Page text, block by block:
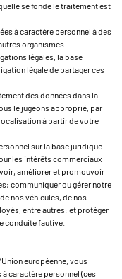
se fonde le traitement est
à caractère personnel à des
organismes
légales, la base
légale de partager ces
des données dans la
le jugeons approprié, par
à partir de votre
sur la base juridique
les intérêts commerciaux
améliorer et promouvoir
communiquer ou gérer notre
nos véhicules, de nos
entre autres; et protéger
conduite fautive.
européenne, vous
caractère personnel (ces